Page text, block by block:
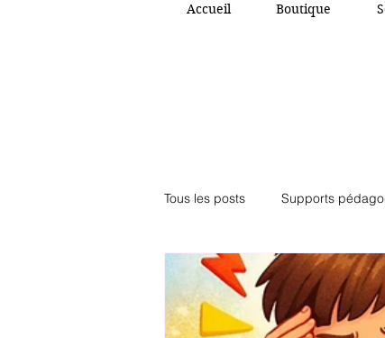
Accueil Boutique
Tous les posts Supports
Adolescents TDAH